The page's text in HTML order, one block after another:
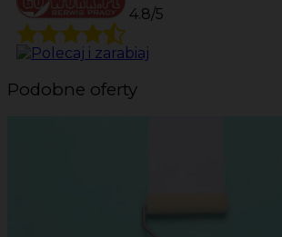
4.8/5
Podobne oferty